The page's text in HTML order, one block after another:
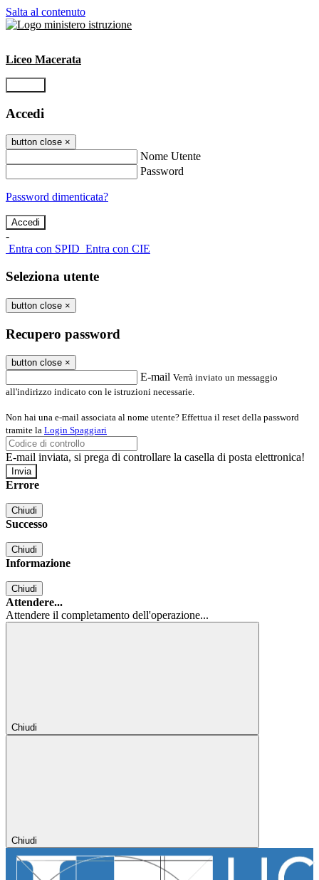
Salta al contenuto
Liceo Macerata
Accedi
button close ×
Nome Utente
Password
Password dimenticata?
-
Entra con SPID Entra con CIE
Seleziona utente
button close ×
Recupero password
button close ×
E-mail Verrà inviato un messaggio
all'indirizzo indicato con le istruzioni necessarie.
Non hai una e-mail associata al nome utente? Effettua il reset della password
tramite la Login Spaggiari
E-mail inviata, si prega di controllare la casella di posta elettronica!
Errore
Chiudi
Successo
Chiudi
Informazione
Chiudi
Attendere...
Attendere il completamento dell'operazione...
Chiudi
Chiudi